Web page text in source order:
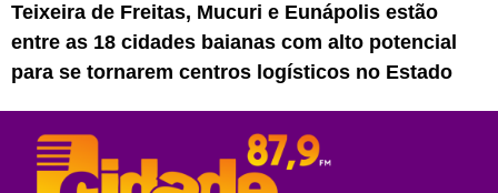
Teixeira de Freitas, Mucuri e Eunápolis estão
entre as 18 cidades baianas com alto potencial
para se tornarem centros logísticos no Estado